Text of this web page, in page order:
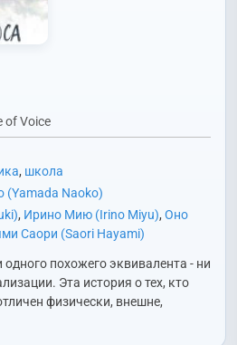
of Voice
, школа
(Yamada Naoko)
, Ирино Мию (Irino Miyu), Оно
Саори (Saori Hayami)
похожего эквивалента - ни
Эта история о тех, кто
физически, внешне,